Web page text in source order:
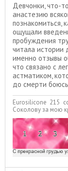
Девчонки, что-
анастезию
познакомиться,
ощущали
пробуждения
читала истории
именно отзывы
что связано с
астматиком,
до смерти
Eurosilicone 215
Соколову за мою